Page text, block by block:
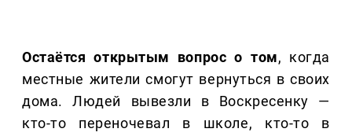
Остаётся открытым вопрос о том, когда
местные жители смогут вернуться в своих
дома. Людей вывезли в Воскресенку —
кто-то переночевал в школе, кто-то в